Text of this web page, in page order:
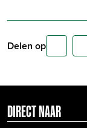
Delen op
DIRECT NAAR